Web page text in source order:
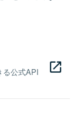
る公式API